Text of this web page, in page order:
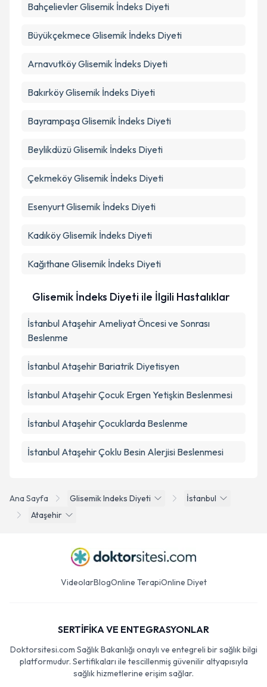
Ana Sayfa Glisemik Indeks Diyeti
İstanbul
Ataşehir
BahçelievlerGlisemik İndeks Diyeti
Büyükçekmece Glisemik İndeks Diyeti
ArnavutköyGlisemik İndeks Diyeti
BakırköyGlisemik İndeks Diyeti
BayrampaşaGlisemik İndeks Diyeti
BeylikdüzüGlisemik İndeks Diyeti
ÇekmeköyGlisemik İndeks Diyeti
EsenyurtGlisemik İndeks Diyeti
KadıköyGlisemik İndeks Diyeti
Kağıthane Glisemik İndeks Diyeti
Glisemik İndeks Diyeti ile İlgili Hastalıklar
İstanbul Ataşehir Ameliyat Öncesi ve Sonrası
Beslenme
İstanbul Ataşehir Bariatrik Diyetisyen
İstanbul Ataşehir Çocuk Ergen Yetişkin Beslenmesi
İstanbul Ataşehir Çocuklarda Beslenme
İstanbul Ataşehir Çoklu Besin Alerjisi Beslenmesi
VideolarBlogOnline TerapiOnline Diyet
SERTİFİKA VE ENTEGRASYONLAR
Doktorsitesi.com Sağlık Bakanlığı onaylı ve entegreli bir sağlık bilgi
platformudur. Sertifikaları ile tescillenmiş güvenilir altyapısıyla
sağlık hizmetlerine erişim sağlar.